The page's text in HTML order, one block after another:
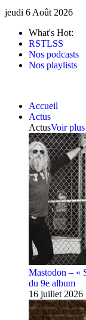
jeudi 6 Août 2026
What's Hot:
RSTLSS
Nos podcasts
Nos playlists
Accueil
Actus
ActusVoir plus
Mastodon – «
du 9e album
16 juillet 2026